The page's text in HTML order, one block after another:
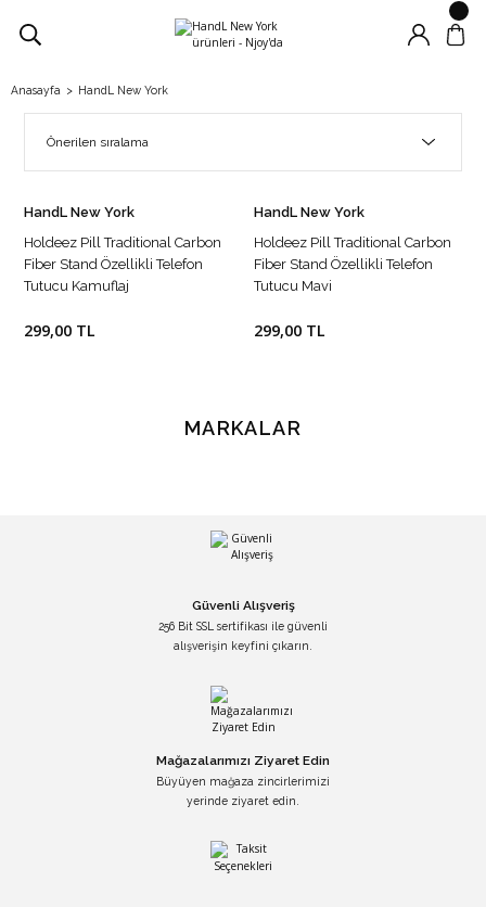
Anasayfa HandL New York
HandL New York
Holdeez Pill Traditional Carbon
Fiber Stand Özellikli Telefon
Tutucu Kamuflaj
299,00 TL
HandL New York
Holdeez Pill Traditional Carbon
Fiber Stand Özellikli Telefon
Tutucu Mavi
299,00 TL
MARKALAR
Güvenli Alışveriş
256 Bit SSL sertifikası ile güvenli
alışverişin keyfini çıkarın.
Mağazalarımızı Ziyaret Edin
Büyüyen mağaza zincirlerimizi
yerinde ziyaret edin.